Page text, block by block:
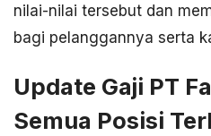
nilai-nilai tersebut dan
bagi pelanggannya serta
Update Gaji PT
Semua Posisi